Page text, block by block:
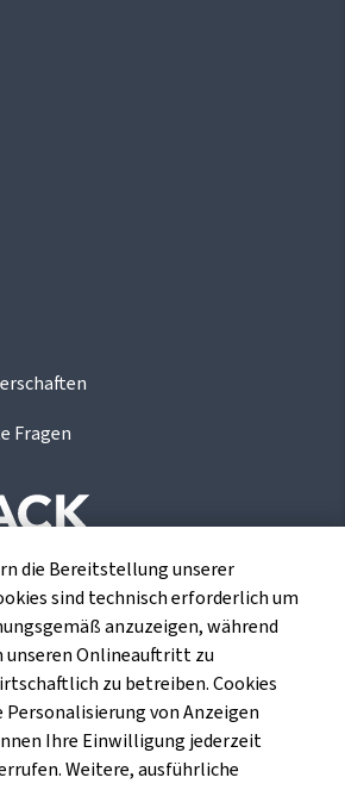
Fragen
GmbH ist ein
für die europäischen
GmbH
die Bereitstellung unserer
sind technisch erforderlich um
anzuzeigen, während
unseren Onlineauftritt zu
zu betreiben. Cookies
Personalisierung von Anzeigen
Ihre Einwilligung jederzeit
Weitere, ausführliche